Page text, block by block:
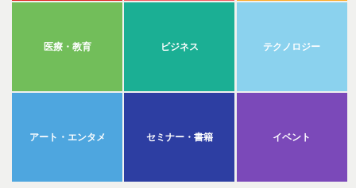
医療・教育 ビジネス テクノロジー
アート・エンタメ セミナー・書籍 イベント